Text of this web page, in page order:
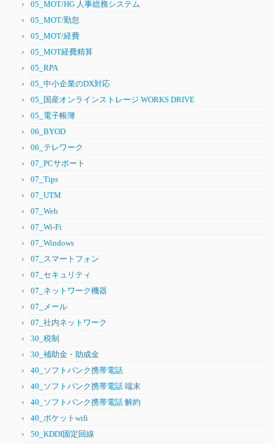
05_MOT/HG 人事総務システム
05_MOT/勤怠
05_MOT/経費
05_MOT経費精算
05_RPA
05_中小企業のDX対応
05_国産オンラインストレージ WORKS DRIVE
05_電子帳簿
06_BYOD
06_テレワーク
07_PCサポート
07_Tips
07_UTM
07_Web
07_Wi-Fi
07_Windows
07_スマートフォン
07_セキュリティ
07_ネットワーク機器
07_メール
07_社内ネットワーク
30_税制
30_補助金・助成金
40_ソフトバンク携帯電話
40_ソフトバンク携帯電話 端末
40_ソフトバンク携帯電話 解約
40_ポケットwifi
50_KDDI固定回線